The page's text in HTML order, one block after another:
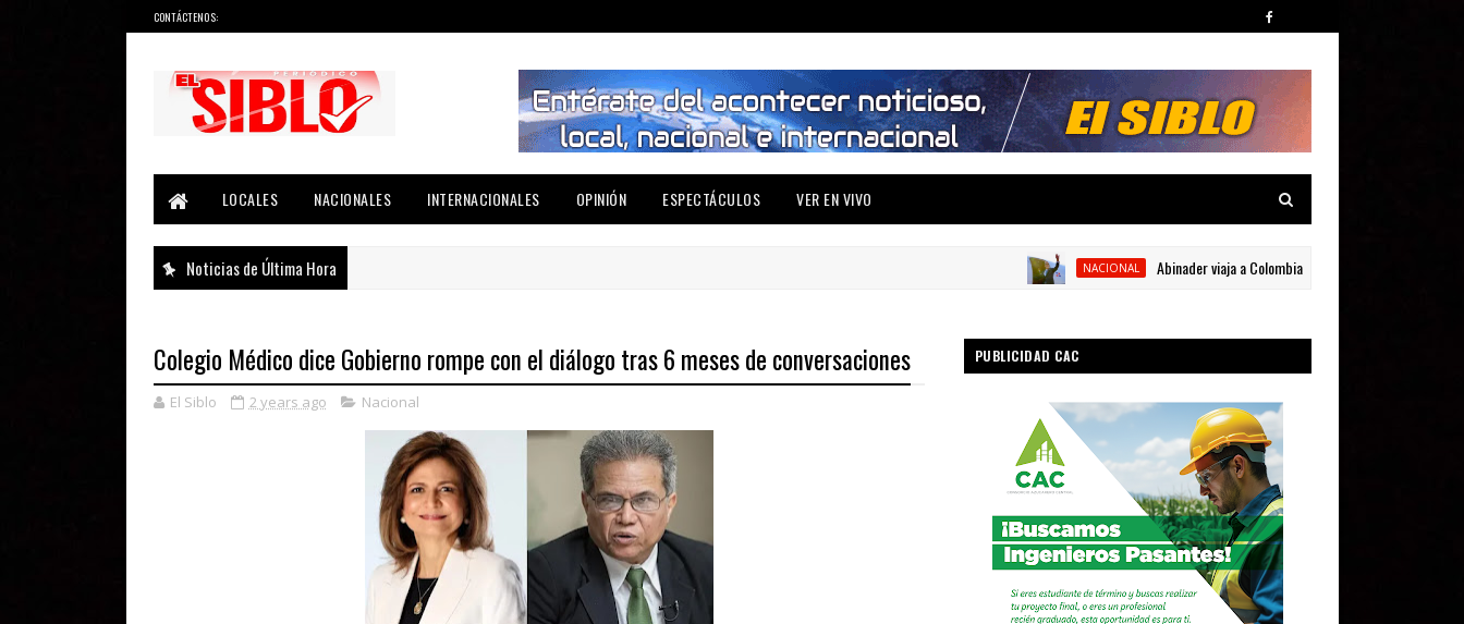
CONTÁCTENOS:
LOCALES
NACIONALES INTERNACIONALES OPINIÓN ESPECTÁCULOS VER EN VIVO
Noticias de Última Hora NACIONAL Abinader viaja a Colombia para participar en la toma de
Colegio Médico dice Gobierno rompe con el diálogo tras 6 meses de conversaciones
El Siblo 2 years ago Nacional
PUBLICIDAD CAC